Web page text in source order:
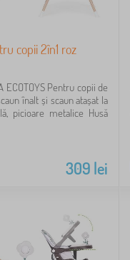
copii 2în1 roz
ECOTOYS Pentru copii de
înalt și scaun atașat la
picioare metalice Husă
309 lei